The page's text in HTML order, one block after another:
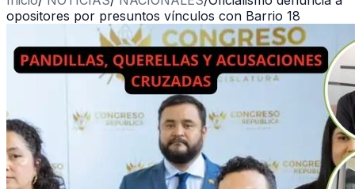
opositores por presuntos vínculos con Barrio 18